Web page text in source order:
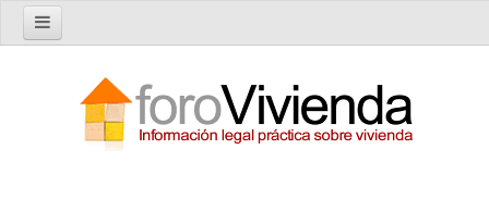
Nuevo tema